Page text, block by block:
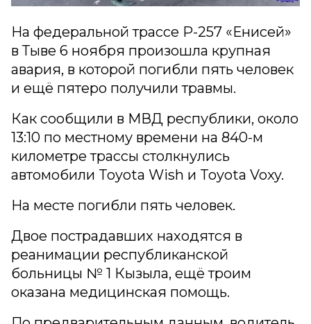
На федеральной трассе Р-257 «Енисей»
в Тыве 6 ноября произошла крупная
авария, в которой погибли пять человек
и ещё пятеро получили травмы.
Как сообщили в МВД республики, около
13:10 по местному времени на 840-м
километре трассы столкнулись
автомобили Toyota Wish и Toyota Voxy.
На месте погибли пять человек.
Двое пострадавших находятся в
реанимации республиканской
больницы № 1 Кызыла, ещё троим
оказана медицинская помощь.